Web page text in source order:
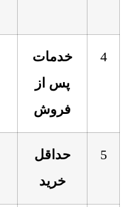
4
خدمات
پس از
فروش
5
حداقل
خرید